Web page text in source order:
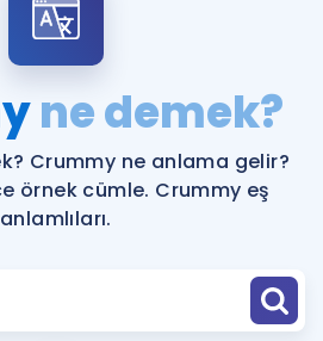
Hatırlamıyorum
ÜYE DEĞİLİM
hazırlayacak onlarca eğitim seni
bekliyor!
ne demek?
Crummy ne anlama gelir?
örnek cümle. Crummy eş
anlamlıları.